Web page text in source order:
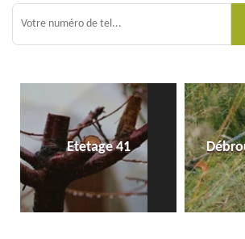
Etetage 41